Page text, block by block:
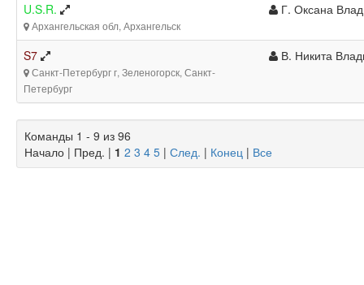
U.S.R.
Архангельская обл, Архангельск
Г. Оксана
S7
Санкт-Петербург г, Зеленогорск, Санкт-
Петербург
В. Никита
Команды 1 - 9 из 96
Начало | Пред. | 1 2 3 4 5 | След. | Конец | Все